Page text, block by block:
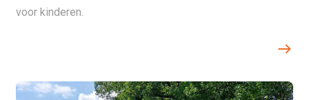
voor kinderen.